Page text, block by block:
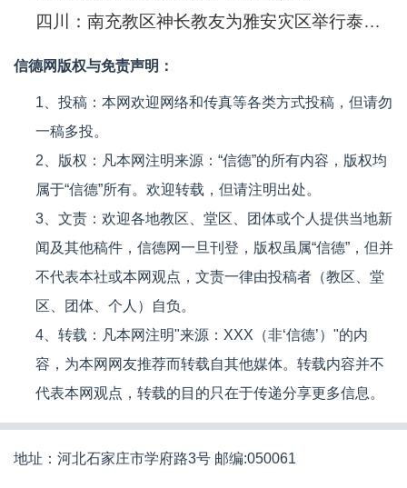
四川：南充教区神长教友为雅安灾区举行泰泽祈祷
信德网版权与免责声明：
1、投稿：本网欢迎网络和传真等各类方式投稿，但请勿
一稿多投。
2、版权：凡本网注明来源：“信德”的所有内容，版权均
属于“信德”所有。欢迎转载，但请注明出处。
3、文责：欢迎各地教区、堂区、团体或个人提供当地新
闻及其他稿件，信德网一旦刊登，版权虽属“信德”，但并
不代表本社或本网观点，文责一律由投稿者（教区、堂
区、团体、个人）自负。
4、转载：凡本网注明"来源：XXX（非‘信德’）"的内
容，为本网网友推荐而转载自其他媒体。转载内容并不
代表本网观点，转载的目的只在于传递分享更多信息。
地址：河北石家庄市学府路3号 邮编:050061